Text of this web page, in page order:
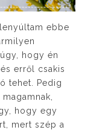
ebbe
hogy én
erről csakis
tehet. Pedig
hogy egy
mert szép a